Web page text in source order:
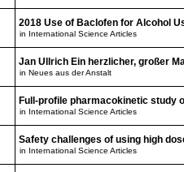
2018 Use of Baclofen for Alcohol
in International Science Articles
Jan Ullrich Ein herzlicher, großer
in Neues aus der Anstalt
Full-profile pharmacokinetic study
in International Science Articles
Safety challenges of using high
in International Science Articles